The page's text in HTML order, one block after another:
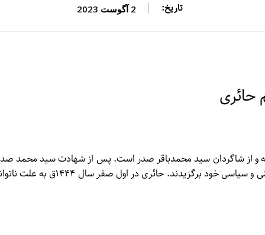
تاریخ: 2 آگوست 2023
حائری
از مراجع تقلید شیعه و از شاگردان سید محمدباقر صدر است. پس از شهادت سید محمد
گروهی از مردم عراق به توصیه صدر، وی را به‌عنوان مرجع دینی و سیاسی خود برگزیدند. حائری در اول صفر سال